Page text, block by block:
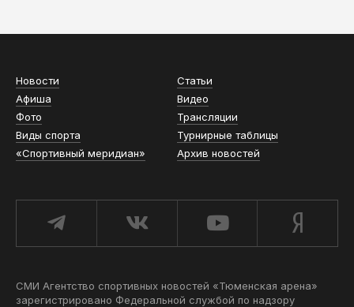
Новости
Статьи
Афиша
Видео
Фото
Трансляции
Виды спорта
Турнирные таблицы
«Спортивный меридиан»
Архив новостей
СМИ Агентство спортивных новостей «Тюменская арена»
зарегистрировано Федеральной службой по надзору